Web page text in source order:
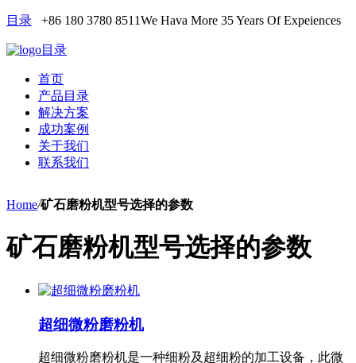
目录 +86 180 3780 8511We Hava More 35 Years Of Expeiences
目录
首页
产品目录
解决方案
成功案例
关于我们
联系我们
Home/矿石磨粉机型号选择的参数
矿石磨粉机型号选择的参数
超细微粉磨粉机
超细微粉磨粉机是一种细粉及超细粉的加工设备，此微